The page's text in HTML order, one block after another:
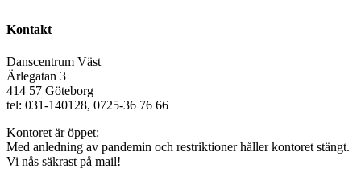
Kontakt
Danscentrum Väst
Ärlegatan 3
414 57 Göteborg
tel: 031-140128, 0725-36 76 66
Kontoret är öppet:
Med anledning av pandemin och restriktioner håller kontoret stängt.
Vi nås säkrast på mail!